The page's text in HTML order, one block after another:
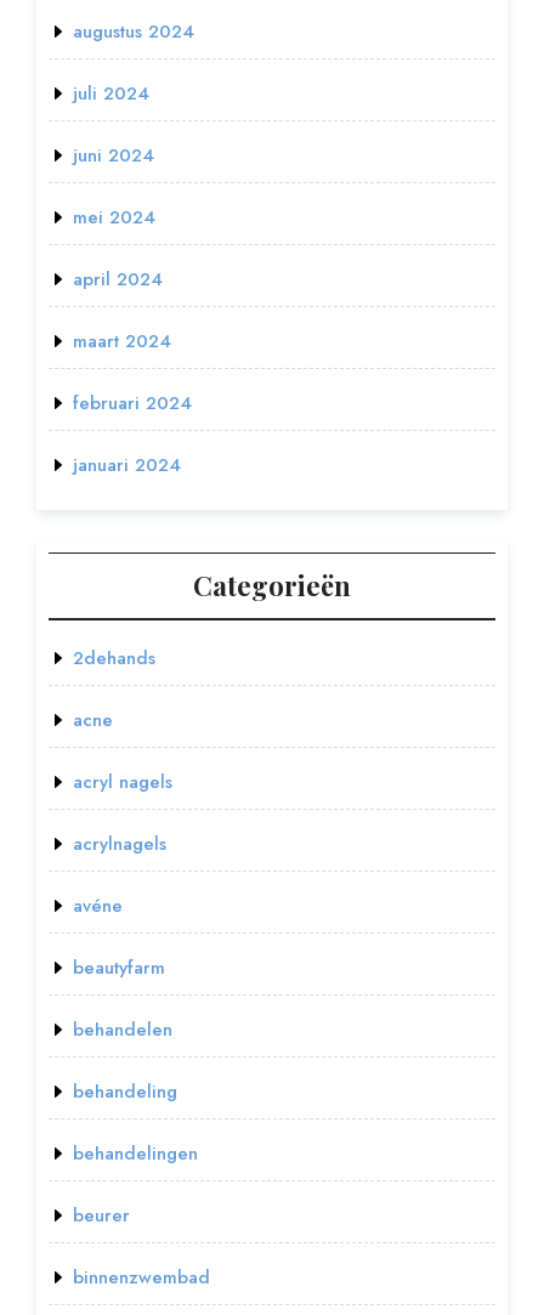
augustus 2024
juli 2024
juni 2024
mei 2024
april 2024
maart 2024
februari 2024
januari 2024
Categorieën
2dehands
acne
acryl nagels
acrylnagels
avéne
beautyfarm
behandelen
behandeling
behandelingen
beurer
binnenzwembad